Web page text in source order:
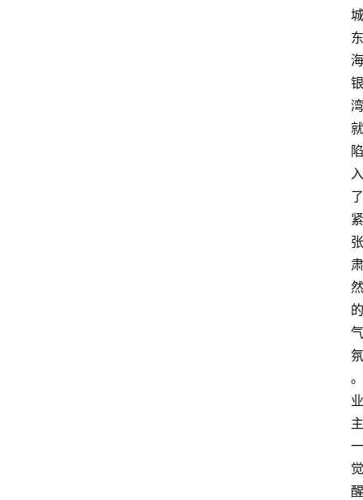
城
东
海
银
湾
就
陷
入
了
紧
张
肃
然
的
气
氛
。
业
主
一
觉
醒